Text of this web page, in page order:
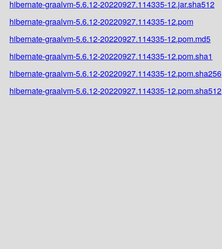
hibernate-graalvm-5.6.12-20220927.114335-12.jar.sha512
hibernate-graalvm-5.6.12-20220927.114335-12.pom
hibernate-graalvm-5.6.12-20220927.114335-12.pom.md5
hibernate-graalvm-5.6.12-20220927.114335-12.pom.sha1
hibernate-graalvm-5.6.12-20220927.114335-12.pom.sha256
hibernate-graalvm-5.6.12-20220927.114335-12.pom.sha512